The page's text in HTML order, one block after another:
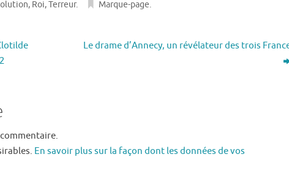
, Roi,Terreur. Marque-page.
Le drame d’Annecy, un révélateur des trois
En savoir plus sur la façon dont les données de vos